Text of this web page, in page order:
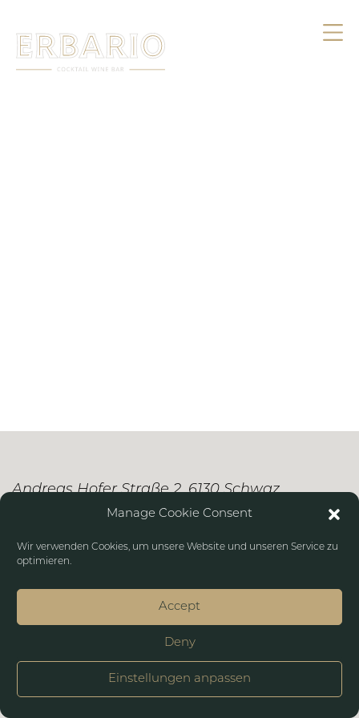
Manage Cookie Consent
Wir verwenden Cookies, um unsere Website und unseren Service zu
optimieren.
Accept
Deny
Einstellungen anpassen
Andreas Hofer Straße 2, 6130 Schwaz
+43 664 4380949